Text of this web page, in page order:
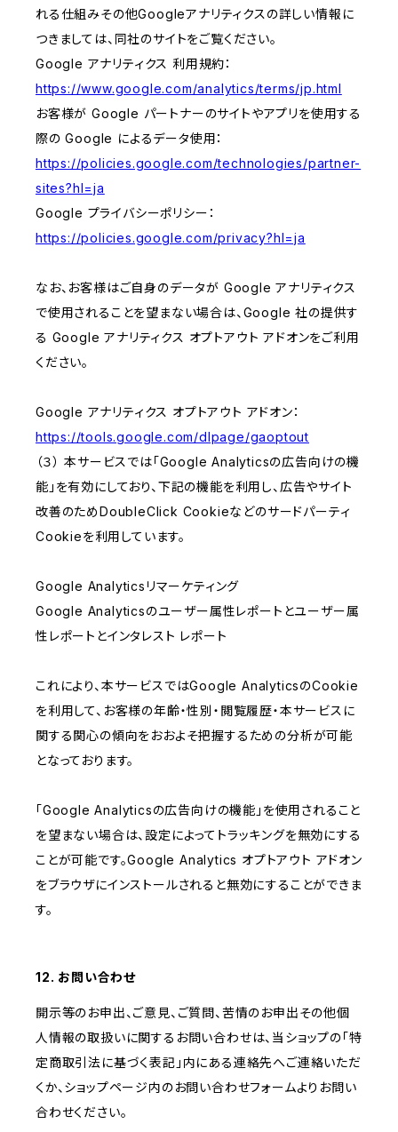
れる仕組みその他Googleアナリティクスの詳しい情報に
つきましては、同社のサイトをご覧ください。
Google アナリティクス 利用規約：
https://www.google.com/analytics/terms/jp.html
お客様が Google パートナーのサイトやアプリを使用する
際の Google によるデータ使用：
https://policies.google.com/technologies/partner-
sites?hl=ja
Google プライバシーポリシー：
https://policies.google.com/privacy?hl=ja
なお、お客様はご自身のデータが Google アナリティクス
で使用されることを望まない場合は、Google 社の提供す
る Google アナリティクス オプトアウト アドオンをご利用
ください。
Google アナリティクス オプトアウト アドオン：
https://tools.google.com/dlpage/gaoptout
（３） 本サービスでは「Google Analyticsの広告向けの機
能」を有効にしており、下記の機能を利用し、広告やサイト
改善のためDoubleClick Cookieなどのサードパーティ
Cookieを利用しています。
Google Analyticsリマーケティング
Google Analyticsのユーザー属性レポートとユーザー属
性レポートとインタレスト レポート
これにより、本サービスではGoogle AnalyticsのCookie
を利用して、お客様の年齢・性別・閲覧履歴・本サービスに
関する関心の傾向をおおよそ把握するための分析が可能
となっております。
「Google Analyticsの広告向けの機能」を使用されること
を望まない場合は、設定によってトラッキングを無効にする
ことが可能です。Google Analytics オプトアウト アドオン
をブラウザにインストールされると無効にすることができま
す。
12. お問い合わせ
開示等のお申出、ご意見、ご質問、苦情のお申出その他個
人情報の取扱いに関するお問い合わせは、当ショップの「特
定商取引法に基づく表記」内にある連絡先へご連絡いただ
くか、ショップページ内のお問い合わせフォームよりお問い
合わせください。